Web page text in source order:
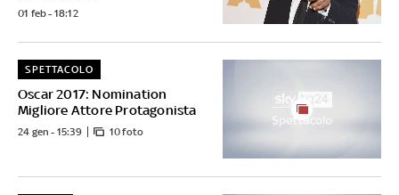
01 feb - 18:12
Oscar 2017: Nomination
Migliore Attore Protagonista
SPETTACOLO
24 gen - 15:39 10 foto